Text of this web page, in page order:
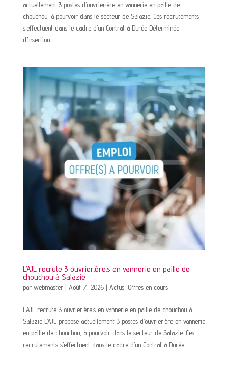
actuellement 3 postes d’ouvrier·ère en vannerie en paille de
chouchou, à pourvoir dans le secteur de Salazie. Ces recrutements
s’effectuent dans le cadre d’un Contrat à Durée Déterminée
d’Insertion...
L’AJL recrute 3 ouvrier.ère.s en vannerie en paille de
chouchou à Salazie
par webmaster| Août 7, 2026| Actus, Offres en cours
L’AJL recrute 3 ouvrier.ère.s en vannerie en paille de chouchou à
Salazie L’AJL propose actuellement 3 postes d’ouvrier·ère en vannerie
en paille de chouchou, à pourvoir dans le secteur de Salazie. Ces
recrutements s’effectuent dans le cadre d’un Contrat à Durée...